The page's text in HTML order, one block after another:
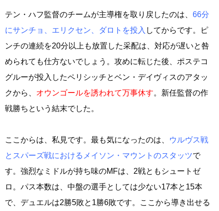
テン・ハフ監督のチームが主導権を取り戻したのは、 66分
にサンチョ、エリクセン、ダロトを投入 してからです。ピ
ンチの連続を20分以上も放置した采配は、対応が遅いと咎
められても仕方ないでしょう。攻めに転じた後、ポステコ
グルーが投入したペリシッチとベン・デイヴィスのアタッ
クから、 オウンゴールを誘われて万事休す。新任監督の作
戦勝ちという結末でした。
ここからは、私見です。最も気になったのは、
ウルヴス戦
とスパーズ戦におけるメイソン・マウントのスタッツで
す。強烈なミドルが持ち味のMFは、2戦ともシュートゼ
ロ。パス本数は、中盤の選手としては少ない17本と15本
で、デュエルは2勝5敗と1勝6敗です。ここから導き出せる